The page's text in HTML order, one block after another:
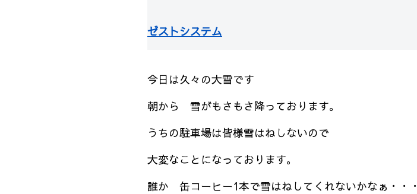
ゼストシステム
今日は久々の大雪です
朝から 雪がもさもさ降っております。
うちの駐車場は皆様雪はねしないので
大変なことになっております。
誰か 缶コーヒー1本で雪はねしてくれないかなぁ・・・